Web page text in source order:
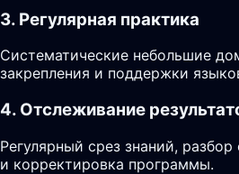
3. Регулярная практика
Систематические небольшие
закрепления и поддержки
4. Отслеживание
Регулярный срез знаний,
и корректировка программы.